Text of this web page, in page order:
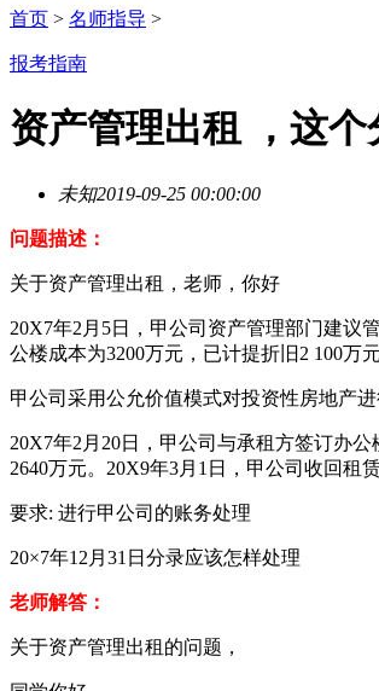
首页 > 名师指导 >
报考指南
资产管理出租 ，这
未知2019-09-25 00:00:00
问题描述：
关于资产管理出租，老师，你好
20X7年2月5日，甲公司资产管理部门建议
公楼成本为3200万元，已计提折旧2 100万
甲公司采用公允价值模式对投资性房地产进
20X7年2月20日，甲公司与承租方签订办
2640万元。20X9年3月1日，甲公司收回租
要求: 进行甲公司的账务处理
20×7年12月31日分录应该怎样处理
老师解答：
关于资产管理出租的问题，